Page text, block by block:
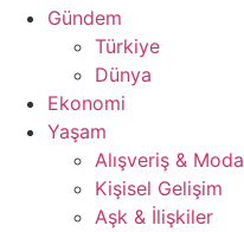
Gündem
Türkiye
Dünya
Ekonomi
Yaşam
Alışveriş & Moda
Kişisel Gelişim
Aşk & İlişkiler